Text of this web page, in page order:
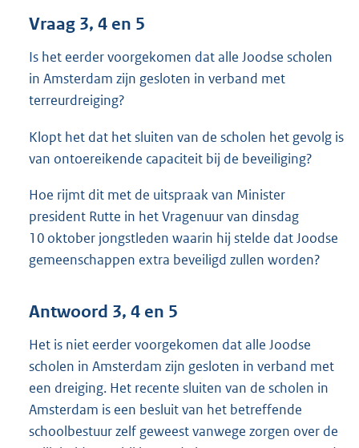
Vraag 3, 4 en 5
Is het eerder voorgekomen dat alle Joodse scholen
in Amsterdam zijn gesloten in verband met
terreurdreiging?
Klopt het dat het sluiten van de scholen het gevolg is
van ontoereikende capaciteit bij de beveiliging?
Hoe rijmt dit met de uitspraak van Minister
president Rutte in het Vragenuur van dinsdag
10 oktober jongstleden waarin hij stelde dat Joodse
gemeenschappen extra beveiligd zullen worden?
Antwoord 3, 4 en 5
Het is niet eerder voorgekomen dat alle Joodse
scholen in Amsterdam zijn gesloten in verband met
een dreiging. Het recente sluiten van de scholen in
Amsterdam is een besluit van het betreffende
schoolbestuur zelf geweest vanwege zorgen over de